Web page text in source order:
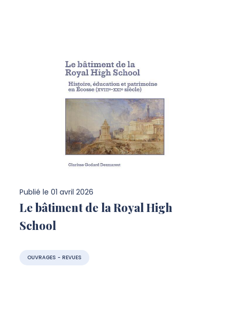
Publié le 01 avril 2026
Le bâtiment de la Royal High
School
OUVRAGES - REVUES